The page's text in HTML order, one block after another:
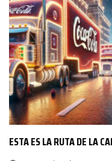
ESTA ES LA RUTA DE LA